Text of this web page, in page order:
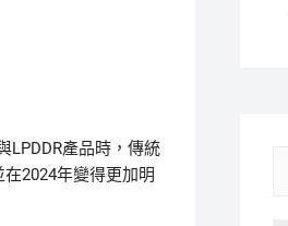
LPDDR產品時，傳統
2024年變得更加明